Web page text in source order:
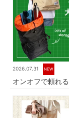
2026.07.31 NEW
オンオフで頼れ